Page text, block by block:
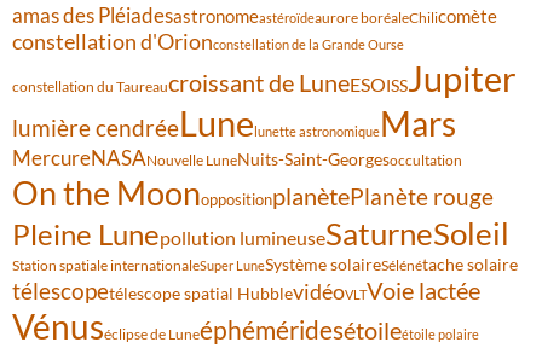
amas des Pléiadesastronomeastéroïdeaurore boréaleChilicomète
constellation d'Orionconstellation de la Grande Ourse
constellation du Taureaucroissant de LuneESOISSJupiter
lumière cendréeLunelunette astronomiqueMars
MercureNASANouvelle LuneNuits-Saint-Georgesoccultation
On the MoonoppositionplanètePlanète rouge
Pleine Lunepollution lumineuseSaturneSoleil
Station spatiale internationaleSuper LuneSystème solaireSélénétache solaire
télescopetélescope spatial HubblevidéoVLTVoie lactée
Vénuséclipse de Luneéphéméridesétoileétoile polaire